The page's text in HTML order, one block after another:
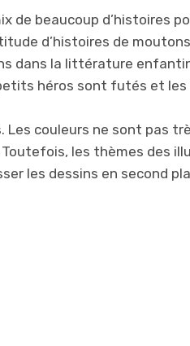
de beaucoup d’histoires
d’histoires de
dans la littérature
héros sont futés et
Les couleurs ne sont pas
les thèmes des
les dessins en second